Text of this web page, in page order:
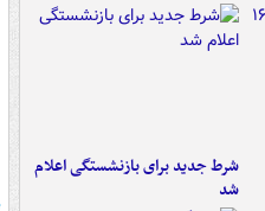
شرط جدید برای بازنشستگی اعلام
شد